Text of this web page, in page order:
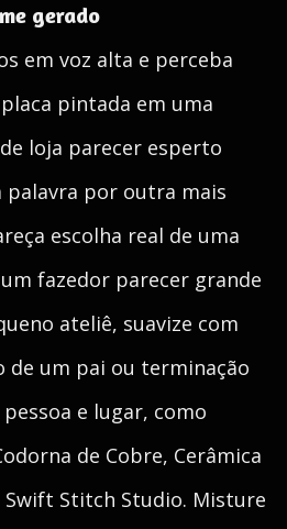
gerado
em voz alta e perceba
pintada em uma
loja parecer esperto
palavra por outra mais
escolha real de uma
fazedor parecer grande
ateliê, suavize com
de um pai ou terminação
e lugar, como
de Cobre, Cerâmica
Swift Stitch Studio. Misture